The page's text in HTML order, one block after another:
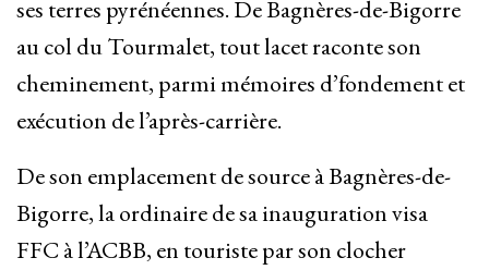
ses terres pyrénéennes. De Bagnères-de-Bigorre
au col du Tourmalet, tout lacet raconte son
cheminement, parmi mémoires d’fondement et
exécution de l’après-carrière.
De son emplacement de source à Bagnères-de-
Bigorre, la ordinaire de sa inauguration visa
FFC à l’ACBB, en touriste par son clocher